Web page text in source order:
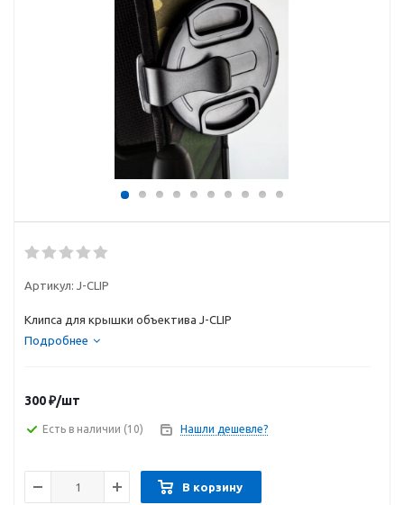
Артикул: J-CLIP
Клипса для крышки объектива J-CLIP
Подробнее
300₽/шт
Есть в наличии (10) Нашли дешевле?
В корзину